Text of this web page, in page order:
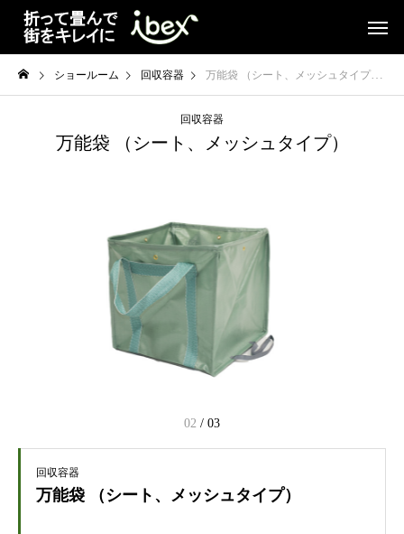
ショールーム 回収容器 万能袋 （シート、メッシュタイプ）
回収容器
万能袋 （シート、メッシュタイプ）
02 / 03
回収容器
万能袋 （シート、メッシュタイプ）